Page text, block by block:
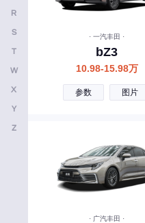
· 一汽丰田 ·
bZ3
10.98-15.98万
参数 图片
· 广汽丰田 ·
R
S
T
W
X
Y
Z
北汽制造
百智新能源